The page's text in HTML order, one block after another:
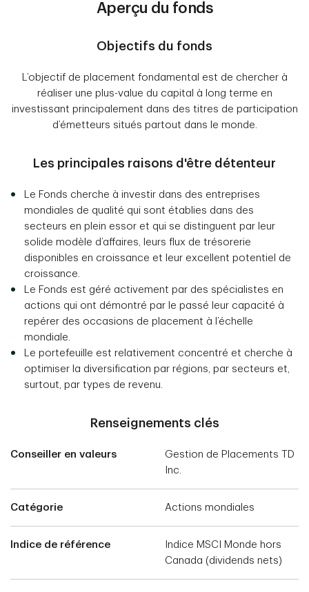
Aperçu du fonds
Objectifs du fonds
L’objectif de placement fondamental est de chercher à
réaliser une plus-value du capital à long terme en
investissant principalement dans des titres de participation
d’émetteurs situés partout dans le monde.
Les principales raisons d'être détenteur
Le Fonds cherche à investir dans des entreprises
mondiales de qualité qui sont établies dans des
secteurs en plein essor et qui se distinguent par leur
solide modèle d’affaires, leurs flux de trésorerie
disponibles en croissance et leur excellent potentiel de
croissance.
Le Fonds est géré activement par des spécialistes en
actions qui ont démontré par le passé leur capacité à
repérer des occasions de placement à l’échelle
mondiale.
Le portefeuille est relativement concentré et cherche à
optimiser la diversification par régions, par secteurs et,
surtout, par types de revenu.
Renseignements clés
Conseiller en valeurs
Gestion de Placements TD
Inc.
Catégorie Actions mondiales
Indice de référence
Indice MSCI Monde hors
Canada (dividends nets)